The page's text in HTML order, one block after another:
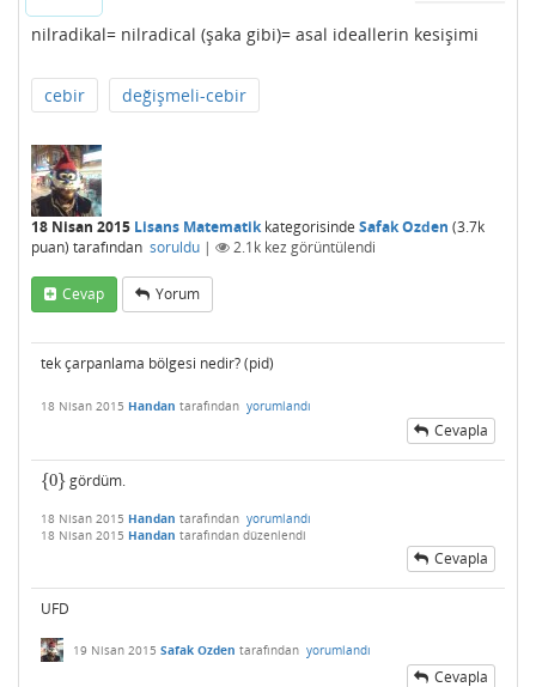
nilradikal= nilradical (şaka gibi)= asal ideallerin kesişimi
cebir değişmeli-cebir
18 Nisan 2015 Lisans Matematikkategorisinde Safak Ozden (3.7k
puan) tarafından soruldu | 2.1k kez görüntülendi
Cevap Yorum
tek çarpanlama bölgesi nedir? (pid)
18 Nisan 2015 Handan tarafından yorumlandı
Cevapla
{0}
{0} gördüm.
18 Nisan 2015 Handan tarafından yorumlandı
18 Nisan 2015 Handan tarafından düzenlendi
Cevapla
UFD
19 Nisan 2015 Safak Ozden tarafından yorumlandı
Cevapla